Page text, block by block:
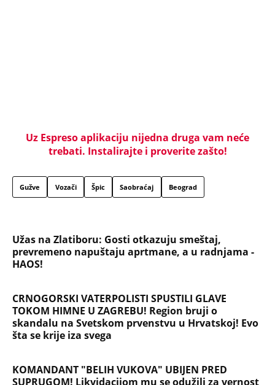
Uz Espreso aplikaciju nijedna druga vam neće
trebati. Instalirajte i proverite zašto!
Gužve Vozači Špic Saobraćaj Beograd
Užas na Zlatiboru: Gosti otkazuju smeštaj,
prevremeno napuštaju aprtmane, a u radnjama -
HAOS!
CRNOGORSKI VATERPOLISTI SPUSTILI GLAVE
TOKOM HIMNE U ZAGREBU! Region bruji o
skandalu na Svetskom prvenstvu u Hrvatskoj! Evo
šta se krije iza svega
KOMANDANT "BELIH VUKOVA" UBIJEN PRED
SUPRUGOM! Likvidacijom mu se odužili za vernost